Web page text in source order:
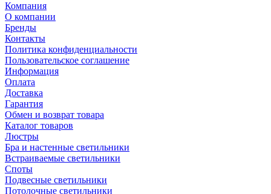
Компания
О компании
Бренды
Контакты
Политика конфиденциальности
Пользовательское соглашение
Информация
Оплата
Доставка
Гарантия
Обмен и возврат товара
Каталог товаров
Люстры
Бра и настенные светильники
Встраиваемые светильники
Споты
Подвесные светильники
Потолочные светильники